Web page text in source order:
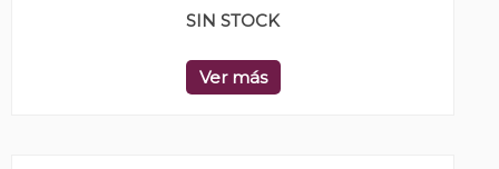
SIN STOCK
Ver más